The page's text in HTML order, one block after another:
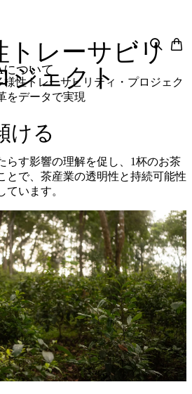
について
トレーサビリ
ジェクト
をデータで実現
ける
らす影響の理解を促し、1杯のお茶
とで、茶産業の透明性と持続可能性
ています。